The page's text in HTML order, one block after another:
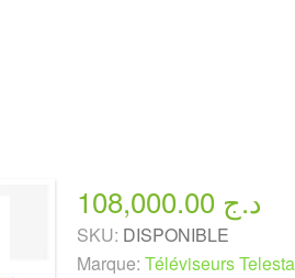
108,000.00 د.ج
SKU: DISPONIBLE
Marque: Téléviseurs